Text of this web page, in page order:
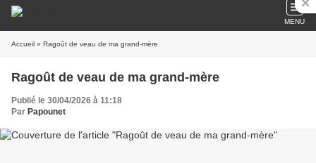
MENU
Accueil » Ragoût de veau de ma grand-mère
Ragoût de veau de ma grand-mère
Publié le 30/04/2026 à 11:18
Par Papounet